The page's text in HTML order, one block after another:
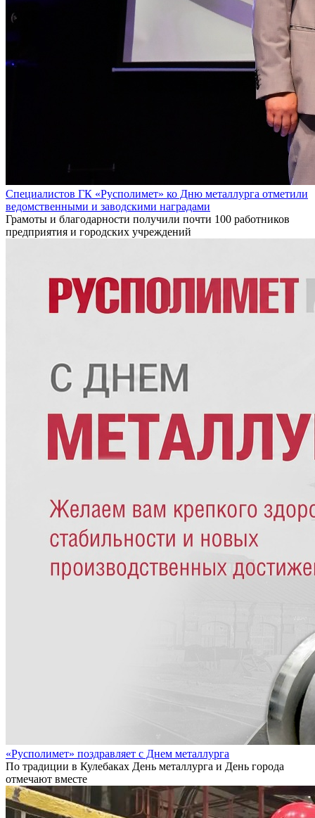
Специалистов ГК «Русполимет» ко Дню металлурга отметили
ведомственными и заводскими наградами
Грамоты и благодарности получили почти 100 работников
предприятия и городских учреждений
«Русполимет» поздравляет с Днем металлурга
По традиции в Кулебаках День металлурга и День города
отмечают вместе